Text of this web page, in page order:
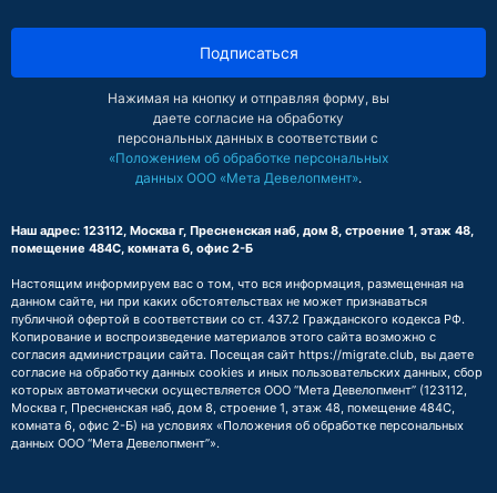
Подписаться
Нажимая на кнопку и отправляя форму, вы
даете согласие на обработку
персональных данных в соответствии с
«Положением об обработке персональных
данных ООО «Мета Девелопмент».
Наш адрес: 123112, Москва г, Пресненская наб, дом 8, строение 1, этаж 48,
помещение 484С, комната 6, офис 2-Б
Настоящим информируем вас о том, что вся информация, размещенная на
данном сайте, ни при каких обстоятельствах не может признаваться
публичной офертой в соответствии со ст. 437.2 Гражданского кодекса РФ.
Копирование и воспроизведение материалов этого сайта возможно с
согласия администрации сайта. Посещая сайт https://migrate.club, вы даете
согласие на обработку данных cookies и иных пользовательских данных, сбор
которых автоматически осуществляется ООО “Мета Девелопмент” (123112,
Москва г, Пресненская наб, дом 8, строение 1, этаж 48, помещение 484С,
комната 6, офис 2-Б) на условиях «Положения об обработке персональных
данных ООО “Мета Девелопмент”».